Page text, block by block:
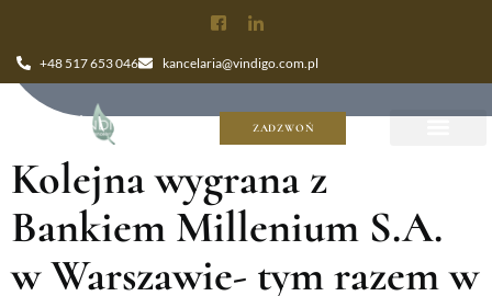
+48 517 653 046 kancelaria@vindigo.com.pl
ZADZWOŃ
Kolejna wygrana z
Bankiem Millenium S.A.
w Warszawie- tym razem w